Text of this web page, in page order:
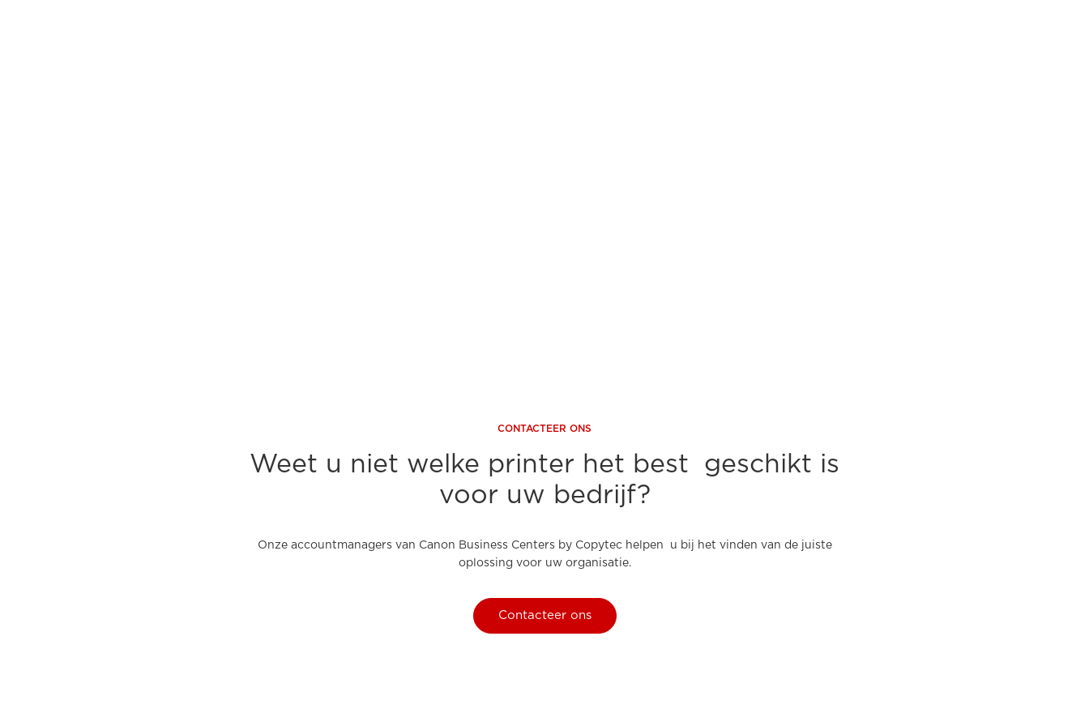
CONTACTEER ONS
Weet u niet welke printer het best geschikt is
voor uw bedrijf?
Onze accountmanagers van Canon Business Centers by Copytec helpen u bij het vinden van de juiste
oplossing voor uw organisatie.
Contacteer ons